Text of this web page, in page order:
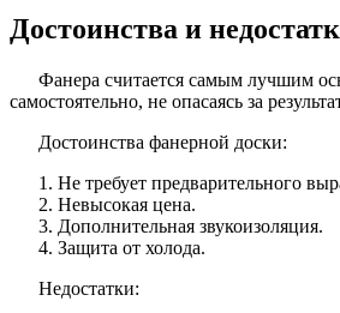
Достоинства и
Фанера считается самым лучшим
самостоятельно, не опасаясь за
Достоинства фанерной доски:
Не требует предварительного
Невысокая цена.
Дополнительная звукоизоляция.
Защита от холода.
Недостатки: